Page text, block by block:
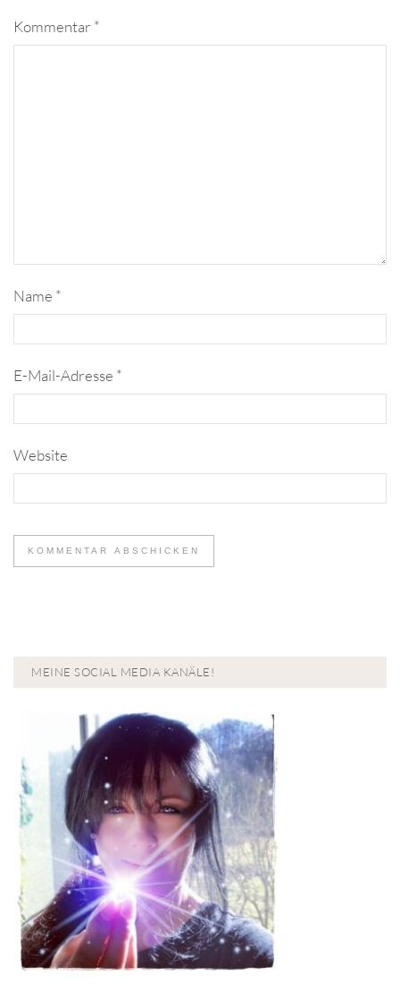
Kommentar *
Name *
E-Mail-Adresse *
Website
MEINE SOCIAL MEDIA KANÄLE!